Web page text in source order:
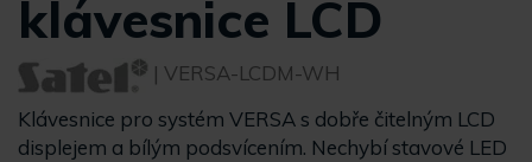
klávesnice LCD
| VERSA-LCDM-WH
Klávesnice pro systém VERSA s dobře čitelným LCD
displejem a bílým podsvícením. Nechybí stavové LED